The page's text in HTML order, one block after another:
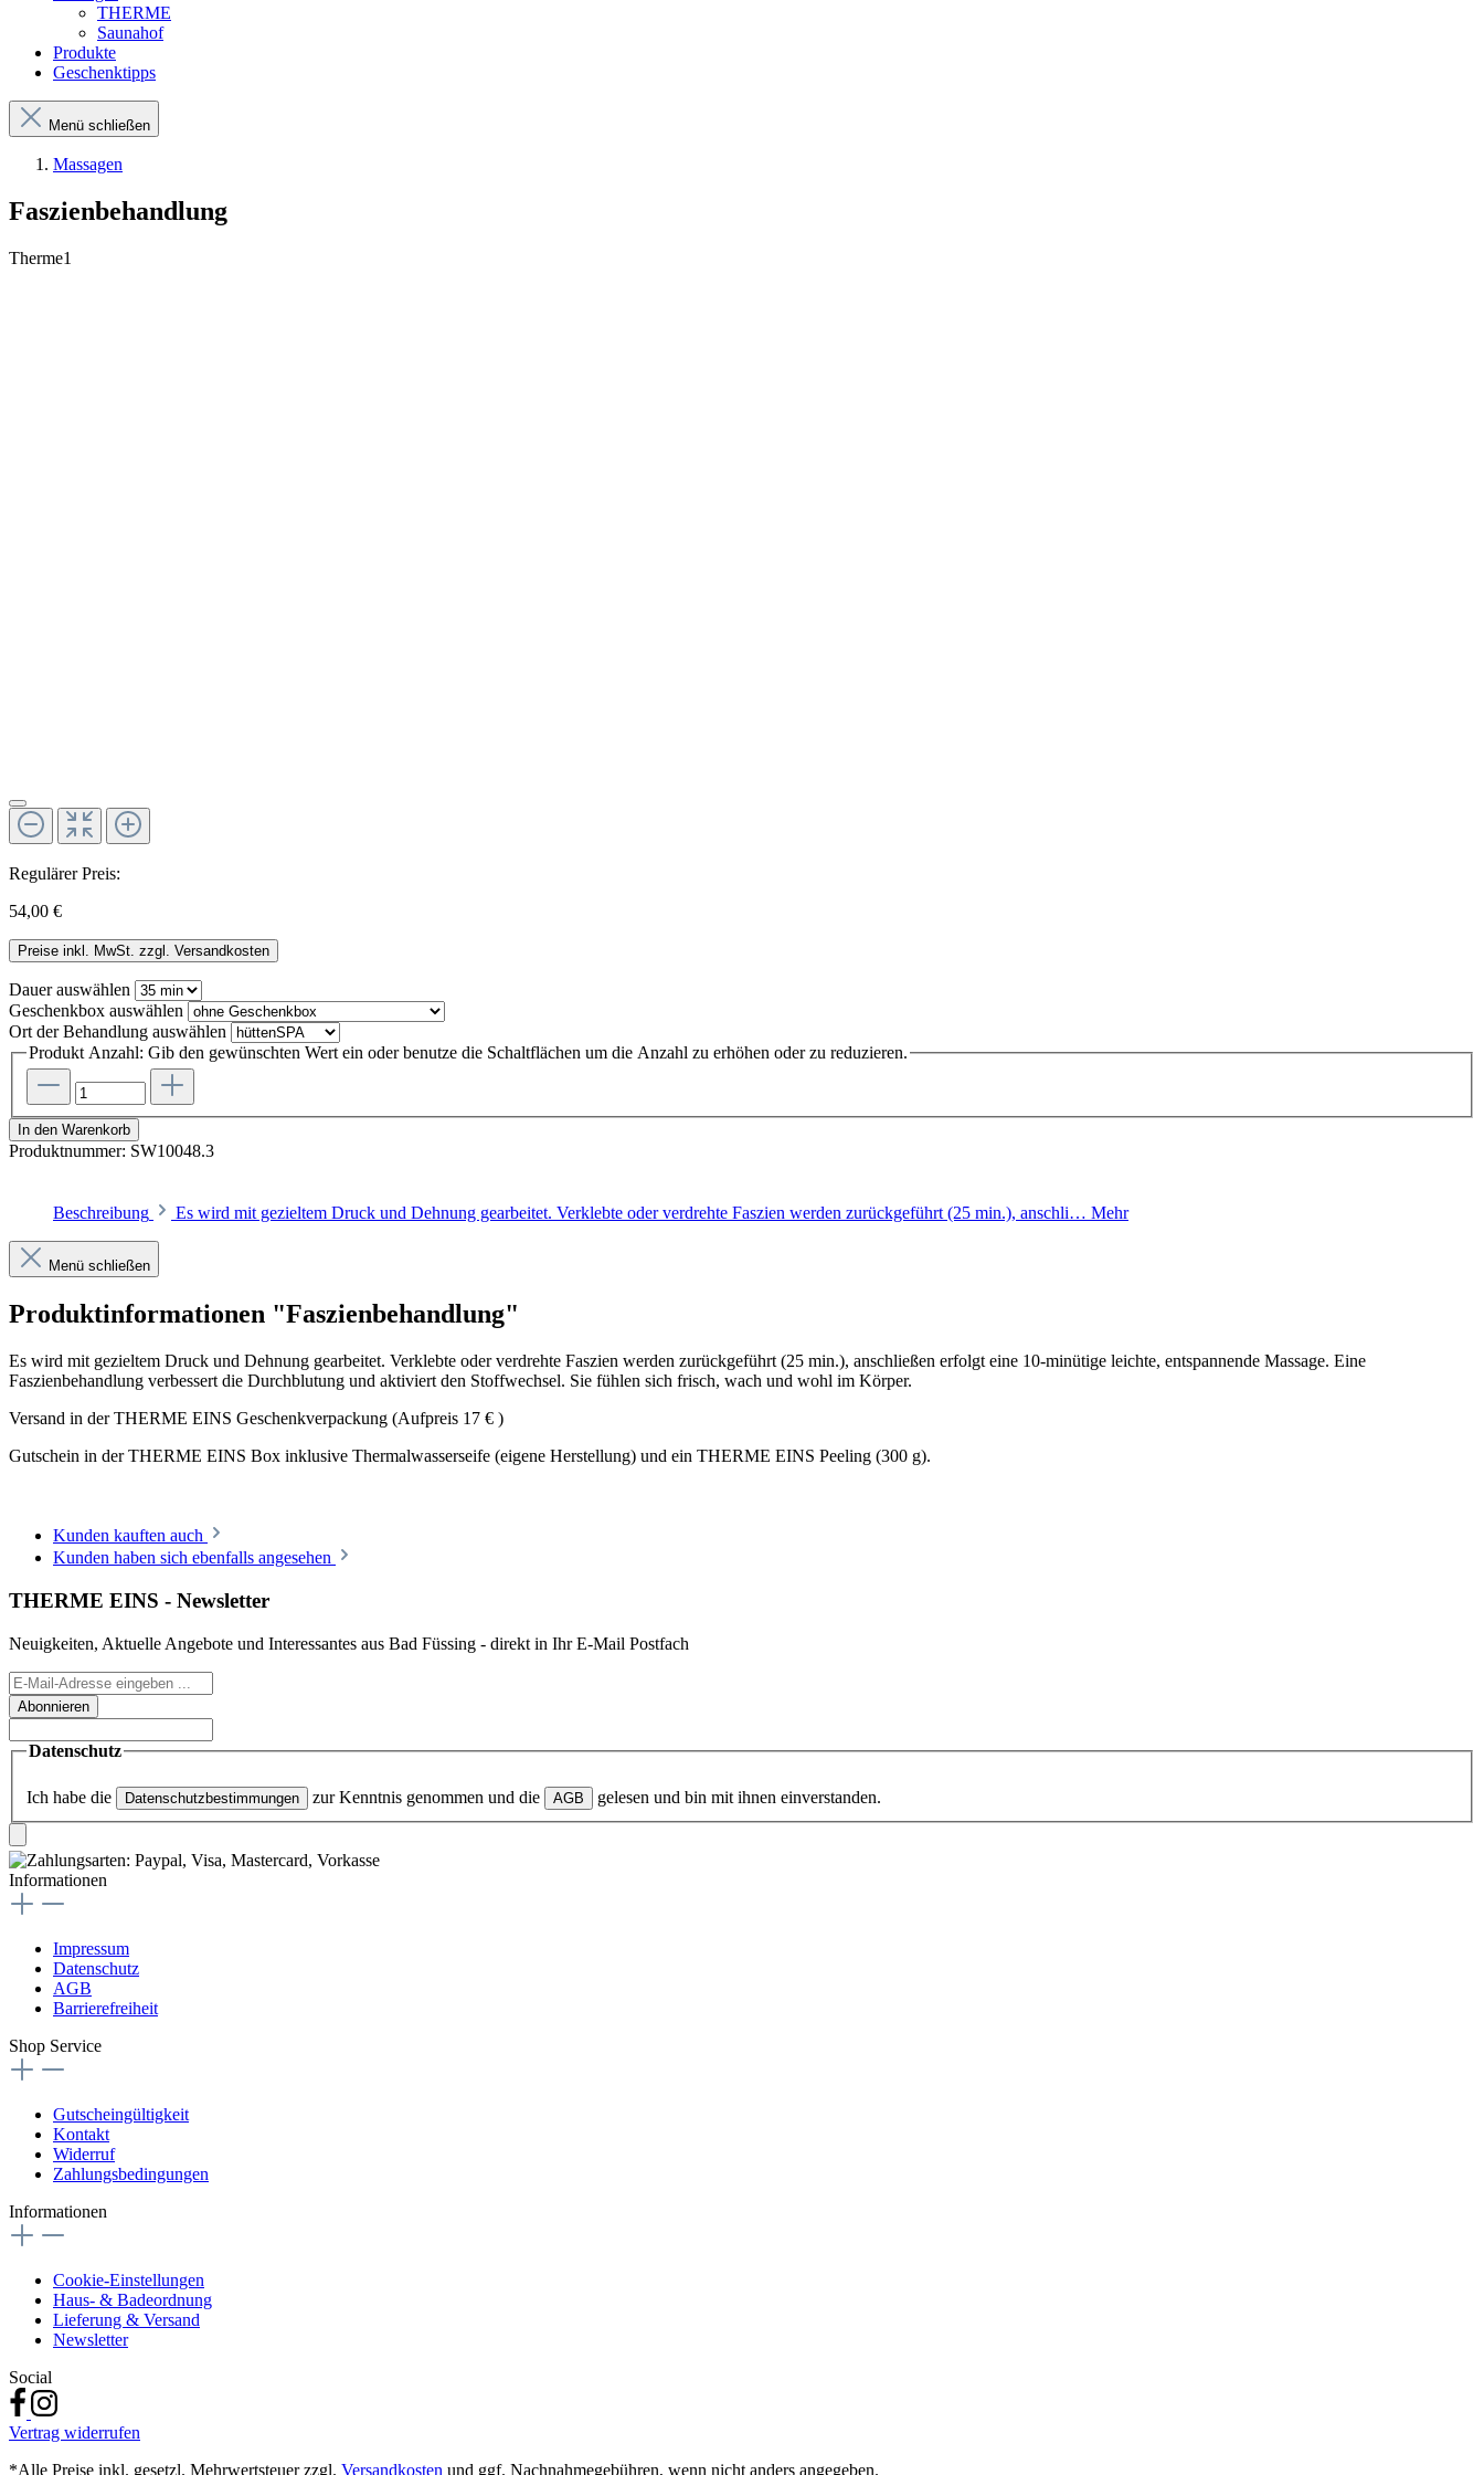
THERME
Saunahof
Produkte
Geschenktipps
Menü schließen
Massagen
Faszienbehandlung
Therme1
Regulärer Preis:
54,00 €
Preise inkl. MwSt. zzgl. Versandkosten
Dauerauswählen
Geschenkbox auswählen
Ort der Behandlung auswählen
Produkt Anzahl: Gib den gewünschten Wert ein oder benutze die Schaltflächen um die Anzahl zu erhöhen oder zu reduzieren.
In den Warenkorb
Produktnummer: SW10048.3
Beschreibung Es wird mit gezieltem Druck und Dehnung gearbeitet. Verklebte oder verdrehte Faszien werden zurückgeführt (25 min.), anschli… Mehr
Menü schließen
Produktinformationen "Faszienbehandlung"
Es wird mit gezieltem Druck und Dehnung gearbeitet. Verklebte oder verdrehte Faszien werden zurückgeführt (25 min.), anschließen erfolgt eine 10-minütige leichte, entspannende Massage. Eine
Faszienbehandlung verbessert die Durchblutung und aktiviert den Stoffwechsel. Sie fühlen sich frisch, wach und wohl im Körper.
Versand in der THERME EINS Geschenkverpackung (Aufpreis 17 € )
Gutschein in der THERME EINS Box inklusive Thermalwasserseife (eigene Herstellung) und ein THERME EINS Peeling (300 g).
Kunden kauften auch
Kunden haben sich ebenfalls angesehen
THERME EINS - Newsletter
Neuigkeiten, Aktuelle Angebote und Interessantes aus Bad Füssing - direkt in Ihr E-Mail Postfach
Abonnieren
Datenschutz
Ich habe die Datenschutzbestimmungen zur Kenntnis genommen und die AGB gelesen und bin mit ihnen einverstanden.
Informationen
Impressum
Datenschutz
AGB
Barrierefreiheit
Shop Service
Gutscheingültigkeit
Kontakt
Widerruf
Zahlungsbedingungen
Informationen
Cookie-Einstellungen
Haus- & Badeordnung
Lieferung & Versand
Newsletter
Social
Vertrag widerrufen
*Alle Preise inkl. gesetzl. Mehrwertsteuer zzgl. Versandkosten und ggf. Nachnahmegebühren, wenn nicht anders angegeben.